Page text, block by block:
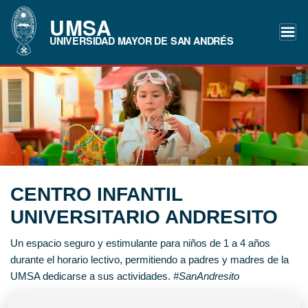
UMSA
UNIVERSIDAD MAYOR DE SAN ANDRÉS
CENTRO INFANTIL
UNIVERSITARIO ANDRESITO
Un espacio seguro y estimulante para niños de 1 a 4 años
durante el horario lectivo, permitiendo a padres y madres de la
UMSA dedicarse a sus actividades. #SanAndresito